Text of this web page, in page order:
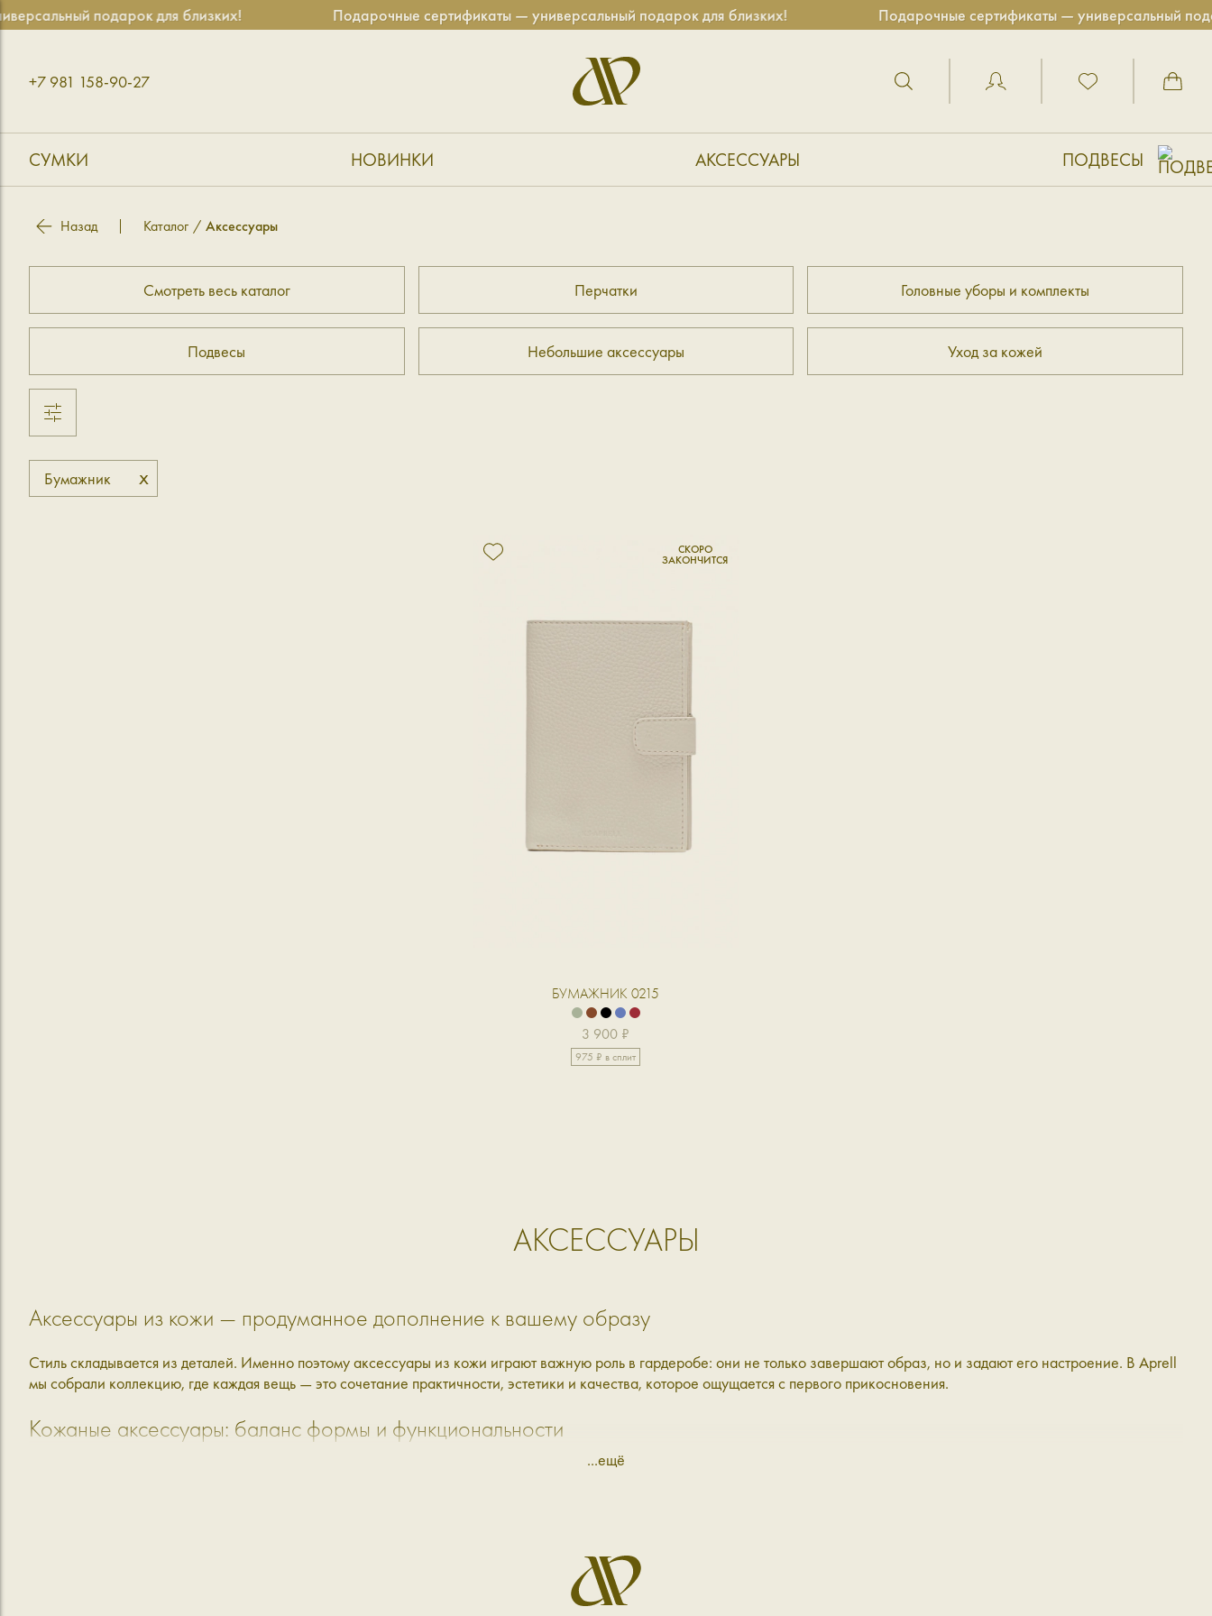
подарок для близких! Подарочные сертификаты — универсальный подарок для близких! Подарочные сертификаты — универсальный
+7 981 158-90-27
СУМКИ НОВИНКИ АКСЕССУАРЫ ПОДВЕСЫ
Назад Каталог Аксессуары
Смотреть весь каталог Перчатки Головные уборы и комплекты
Подвесы Небольшие аксессуары Уход за кожей
Бумажник x
БУМАЖНИК 0215
3 900 ₽
975 ₽ в сплит
АКСЕССУАРЫ
Аксессуары из кожи — продуманное дополнение к вашему образу
Стиль складывается из деталей. Именно поэтому аксессуары из кожи играют важную роль в гардеробе: они не только завершают образ, но и задают его настроение. В Aprell
мы собрали коллекцию, где каждая вещь — это сочетание практичности, эстетики и качества, которое ощущается с первого прикосновения.
Кожаные аксессуары: баланс формы и функциональности
Современные кожаные аксессуары — это не просто дополнение, а полноценная часть повседневного ритма. Они сопровождают вас в течение дня, выдерживают активное
...ещё